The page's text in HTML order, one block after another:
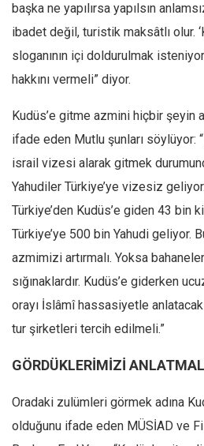
başka ne yapılırsa yapılsın
ibadet değil, turistik maksâtlı olur.
sloganının içi doldurulmak
hakkını vermeli” diyor.
Kudüs’e gitme azmini hiçbir şeyin
ifade eden Mutlu şunları söylüyor:
israil vizesi alarak gitmek
Yahudiler Türkiye’ye vizesiz
Türkiye’den Kudüs’e giden 43 bin
Türkiye’ye 500 bin Yahudi geliyor.
azmimizi artırmalı. Yoksa
sığınaklardır. Kudüs’e giderken
orayı İslâmî hassasiyetle
tur şirketleri tercih edilmeli.”
GÖRDÜKLERİMİZİ
Oradaki zulümleri görmek adına
olduğunu ifade eden MÜSİAD ve